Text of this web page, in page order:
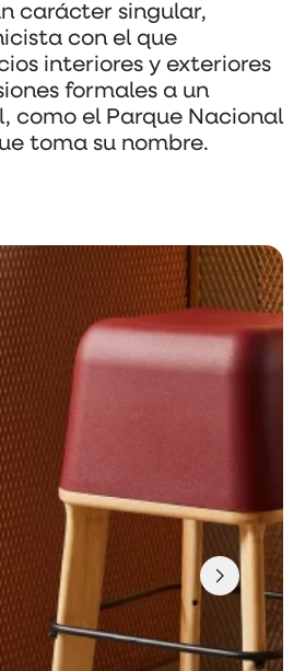
carácter singular,
con el que
interiores y exteriores
formales a un
como el Parque Nacional
toma su nombre.